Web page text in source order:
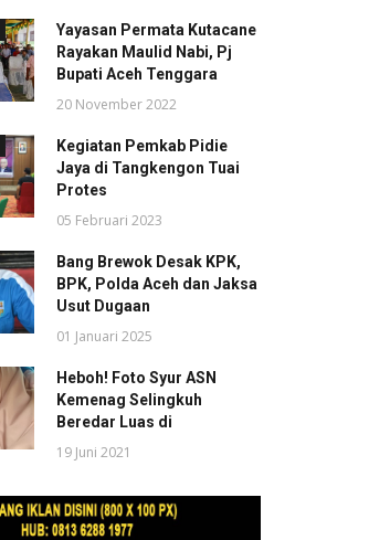
Yayasan Permata Kutacane
Rayakan Maulid Nabi, Pj
Bupati Aceh Tenggara
20 November 2022
Kegiatan Pemkab Pidie
Jaya di Tangkengon Tuai
Protes
05 Februari 2023
Bang Brewok Desak KPK,
BPK, Polda Aceh dan Jaksa
Usut Dugaan
01 Januari 2025
Heboh! Foto Syur ASN
Kemenag Selingkuh
Beredar Luas di
19 Juni 2021